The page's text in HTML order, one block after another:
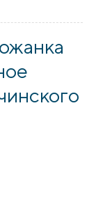
духовенства